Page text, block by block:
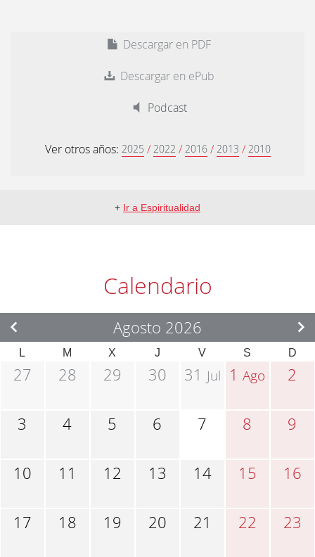
Descargar en PDF
Descargar en ePub
Podcast
Ver otros años: 2025 / 2022 / 2016 / 2013 / 2010
+ Ir a Espiritualidad
Calendario
Agosto 2026
L M X J V S D
27 28 29 30 31 Jul 1Ago 2
3 4 5 6 7 8 9
10 11 12 13 14 15 16
17 18 19 20 21 22 23